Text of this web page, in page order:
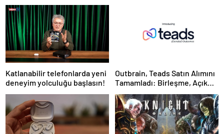
Katlanabilir telefonlarda yeni
deneyim yolculuğu başlasın!
Outbrain, Teads Satın Alımını
Tamamladı: Birleşme, Açık
İnternet için Tüm Kanallarda
Sonuç Odaklı Bir Platform
Oluşturuyor